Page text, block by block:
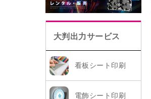
大判出力サービス
看板シート印刷
電飾シート印刷